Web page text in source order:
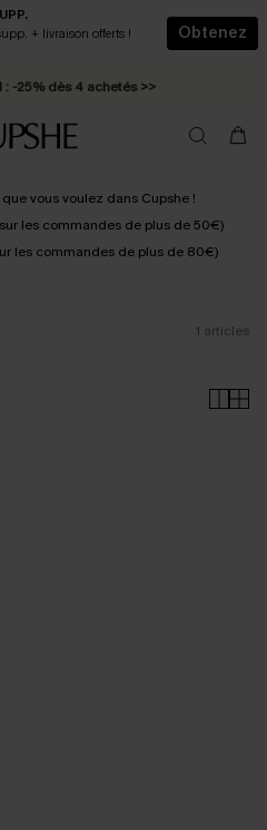
+ livraison offerts !
Obtenez
2-3 jours ouvrés >>
-25% dès 4 achetés >>
vous voulez dans Cupshe !
les commandes de plus de 50€)
les commandes de plus de 80€)
1 articles